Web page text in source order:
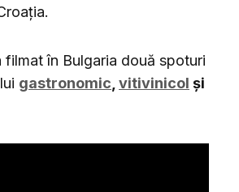
filmat în Bulgaria două spoturi
gastronomic,vitivinicol și